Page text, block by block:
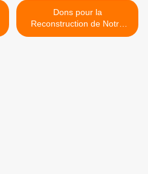
Dons pour la
Reconstruction de Notre
Dame >